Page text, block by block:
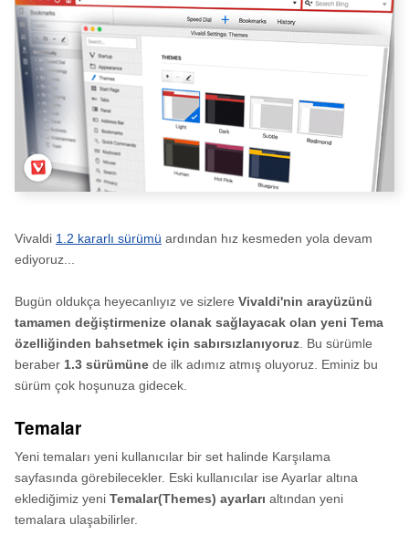
Vivaldi 1.2 kararlı sürümü ardından hız kesmeden yola devam
ediyoruz...
Bugün oldukça heyecanlıyız ve sizlere Vivaldi'nin arayüzünü
tamamen değiştirmenize olanak sağlayacak olan yeni Tema
özelliğinden bahsetmek için sabırsızlanıyoruz. Bu sürümle
beraber 1.3 sürümüne de ilk adımız atmış oluyoruz. Eminiz bu
sürüm çok hoşunuza gidecek.
Temalar
Yeni temaları yeni kullanıcılar bir set halinde Karşılama
sayfasında görebilecekler. Eski kullanıcılar ise Ayarlar altına
eklediğimiz yeni Temalar(Themes) ayarları altından yeni
temalara ulaşabilirler.